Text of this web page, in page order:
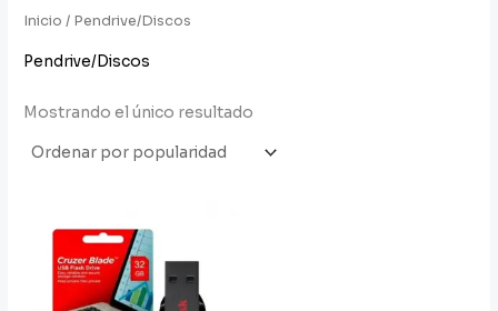
Inicio / Pendrive/Discos
Pendrive/Discos
Mostrando el único resultado